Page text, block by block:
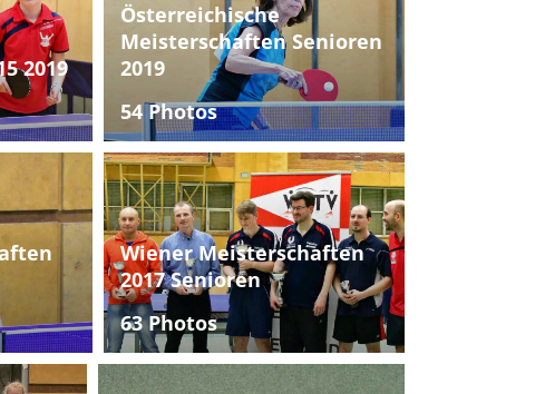
2019
Österreichische
Meisterschaften Senioren
2019
54 Photos
Wiener Meisterschaften
2017 Senioren
63 Photos